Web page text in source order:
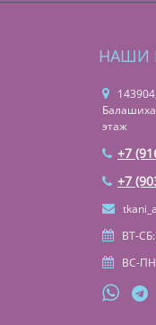
НАШИ
этаж
+7
+7
ВТ-
ВС-